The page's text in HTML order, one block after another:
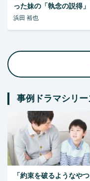
った妹の「執念の説得」
浜田 裕也
事例ドラマシリー
「約束を破るようなや